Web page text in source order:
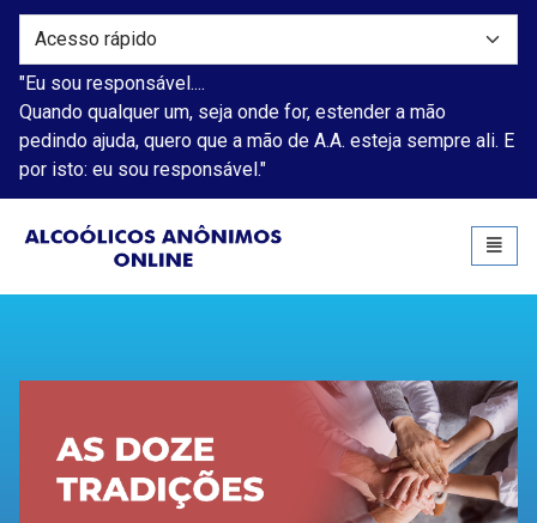
"Eu sou responsável....
Quando qualquer um, seja onde for, estender a mão
pedindo ajuda, quero que a mão de A.A. esteja sempre ali. E
por isto: eu sou responsável."
Alcoólicos AnônimosToggle